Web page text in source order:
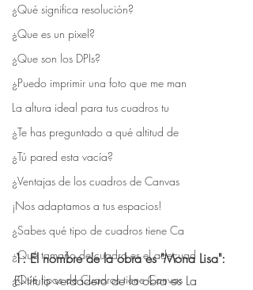
¿Qué significa resolución?
¿Que es un pixel?
¿Que son los DPIs?
¿Puedo imprimir una foto que me man
La altura ideal para tus cuadros tu
¿Te has preguntado a qué altitud de
¿Tú pared esta vacía?
¿Ventajas de los cuadros de Canvas
¡Nos adaptamos a tus espacios!
¿Sabes qué tipo de cuadros tiene Ca
¿Qué tamaño de cuadro es el adecuad
¿Qué tipos de Cuadros tiene Canvas
1. El nombre de la obra es "Mona Lisa":
El título verdadero de la obra es La